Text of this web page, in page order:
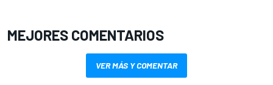
MEJORES COMENTARIOS
VER MÁS Y COMENTAR